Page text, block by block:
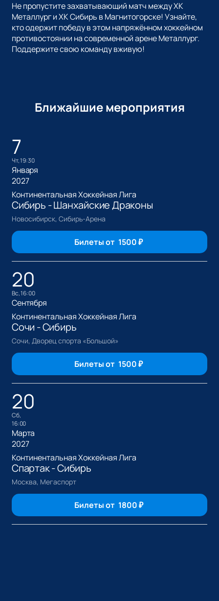
Не пропустите захватывающий матч между ХК
Металлург и ХК Сибирь в Магнитогорске! Узнайте,
кто одержит победу в этом напряжённом хоккейном
противостоянии на современной арене Металлург.
Поддержите свою команду вживую!
Ближайшие мероприятия
7
чт, 19:30
Января
2027
Континентальная Хоккейная Лига
Сибирь - Шанхайские Драконы
Новосибирск, Сибирь-Арена
Билеты от 1500₽
20
вс, 16:00
Сентября
Континентальная Хоккейная Лига
Сочи - Сибирь
Сочи, Дворец спорта «Большой»
Билеты от 1500₽
20
сб,
16:00
Марта
2027
Континентальная Хоккейная Лига
Спартак - Сибирь
Москва, Мегаспорт
Билеты от 1800₽